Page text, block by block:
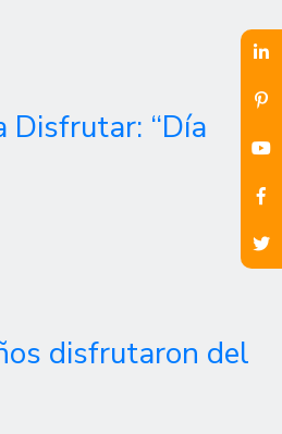
Disfrutar: “Día
disfrutaron del